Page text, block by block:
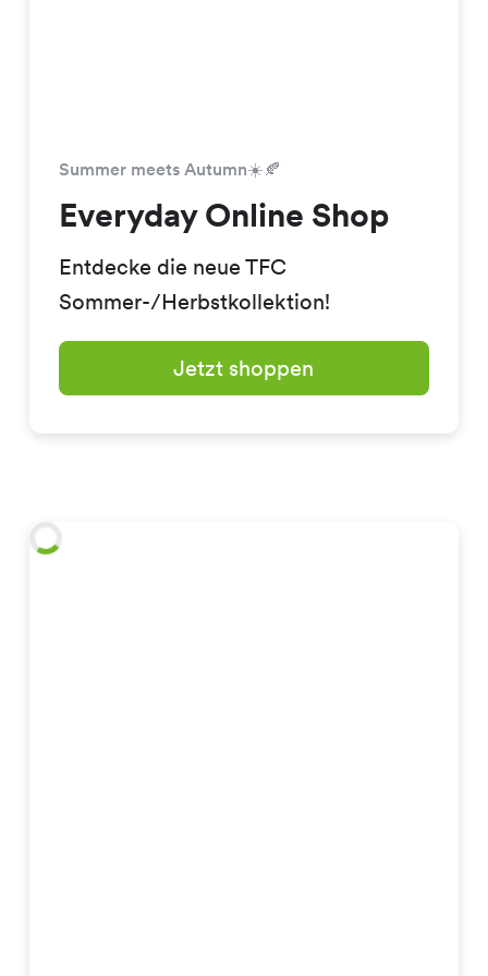
Summer meets Autumn☀️🍂
Everyday Online Shop
Entdecke die neue TFC
Sommer-/Herbstkollektion!
Jetzt shoppen